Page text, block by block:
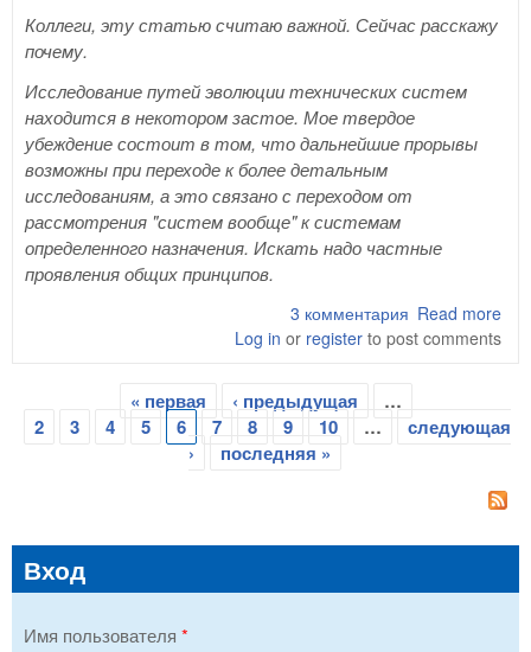
Коллеги, эту статью считаю важной. Сейчас расскажу
почему.
Исследование путей эволюции технических систем
находится в некотором застое. Мое твердое
убеждение состоит в том, что дальнейшие прорывы
возможны при переходе к более детальным
исследованиям, а это связано с переходом от
рассмотрения "систем вообще" к системам
определенного назначения. Искать надо частные
проявления общих принципов.
Read more
3 комментария
Log in or register to post comments
Страницы
« первая ‹ предыдущая
…
2
3 4 5 6 7 8 9 10 …
следующая
›
последняя »
Вход
Имя пользователя *